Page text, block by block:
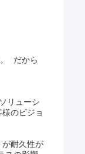
だから
リューシ
のビジョ
耐久性が